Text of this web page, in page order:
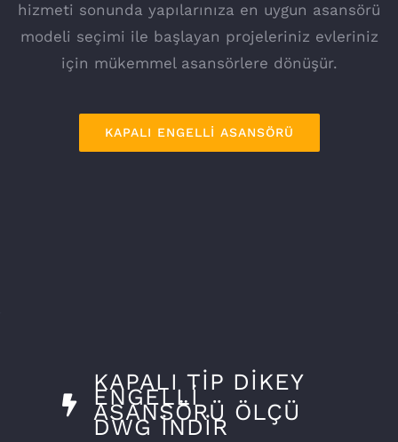
hizmeti sonunda yapılarınıza en uygun asansörü
modeli seçimi ile başlayan projeleriniz evleriniz
için mükemmel asansörlere dönüşür.
KAPALI ENGELLİ ASANSÖRÜ
KAPALI TİP DİKEY
ENGELLİ
ASANSÖRÜ ÖLÇÜ
DWG İNDİR